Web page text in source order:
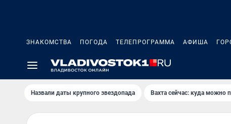
ЗНАКОМСТВА ПОГОДА ТЕЛЕПРОГРАММА АФИША
Назвали даты крупного звездопада Вахта сейчас: куда можно